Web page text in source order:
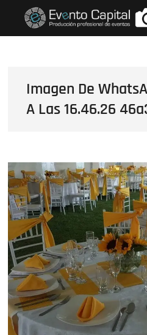
contenido
Imagen De
A Las 16.46.26